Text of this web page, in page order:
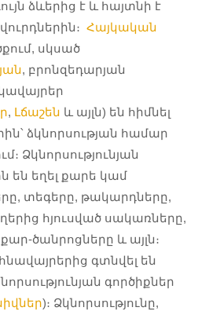
ձևերից է և հայտնի է
Հայկական
սկսած
, բրոնզեդարյան
, Լճաշեն և այլն) են հիմնել
ձկնորսության համար
Ձկնորսությունյան
են եղել քարե կամ
տեգերը, թակարդները,
հյուսված սակառները,
ծանրոցները և այլն։
գտնվել են
գործիքներ
)։ Ձկնորսությունը,